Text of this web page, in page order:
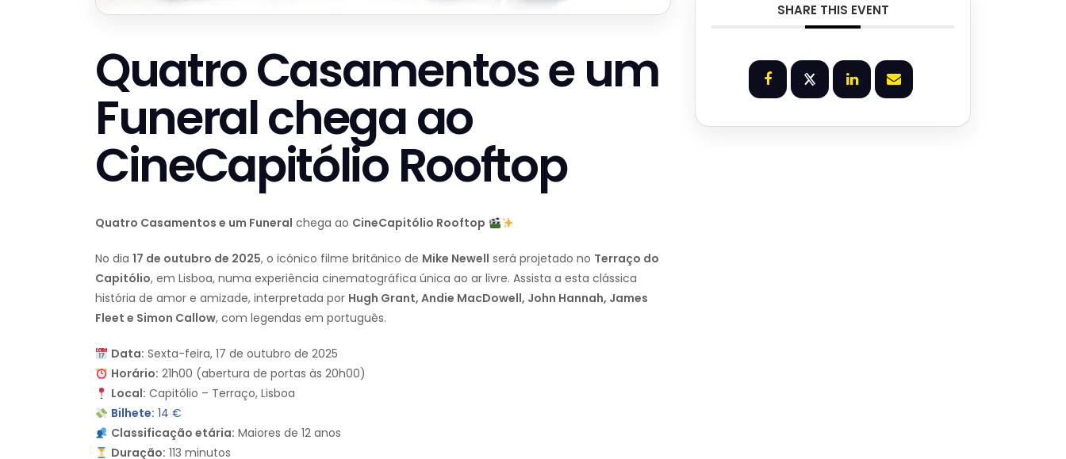
Quatro Casamentos e um
Funeral chega ao
CineCapitólio Rooftop
Quatro Casamentos e um Funeral chega ao CineCapitólio Rooftop
No dia 17 de outubro de 2025, o icónico filme britânico de Mike Newell será projetado no Terraço do
Capitólio, em Lisboa, numa experiência cinematográfica única ao ar livre. Assista a esta clássica
história de amor e amizade, interpretada por Hugh Grant, Andie MacDowell, John Hannah, James
Fleet e Simon Callow, com legendas em português.
Data: Sexta-feira, 17 de outubro de 2025
Horário: 21h00 (abertura de portas às 20h00)
Local: Capitólio – Terraço, Lisboa
Bilhete: 14 €
Classificação etária: Maiores de 12 anos
Duração: 113 minutos
SHARE THIS EVENT